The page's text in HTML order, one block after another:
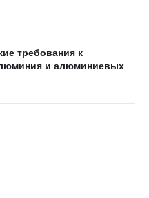
требования к
и алюминиевых